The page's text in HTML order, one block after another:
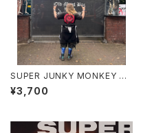
SUPER JUNKY MONKEY 超
狂猿Tシャツ（復刻カラバリ）/Ch
o-Kyo-En T-shirt (reprint c
¥3,700